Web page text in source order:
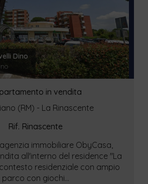
Dino
in vendita
(RM) - La Rinascente
Rif. Rinascente
immobiliare ObyCasa,
all'interno del residence "La
residenziale con ampio
parco con giochi...